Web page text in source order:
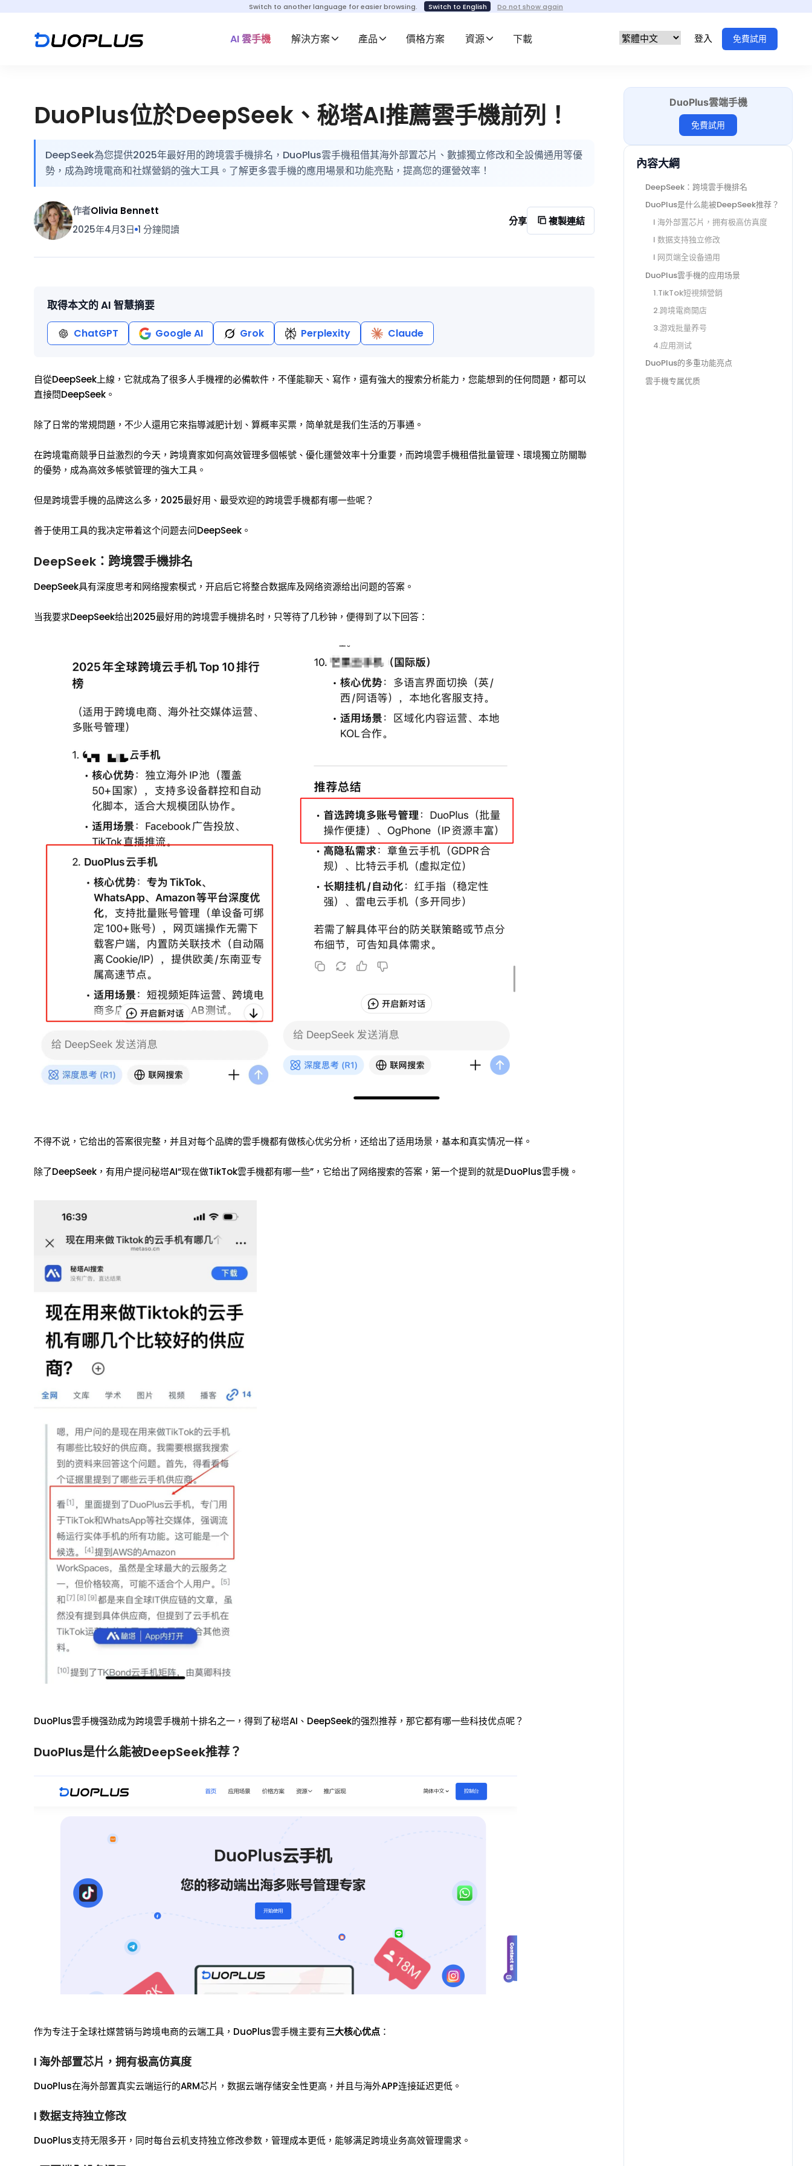
Switch to another language for easier browsing. Switch to English Do not show again
AI 雲手機 解決方案 產品 價格方案 資源 下載 登入 免費試用
DuoPlus位於DeepSeek、秘塔AI推薦雲手機前列！
DeepSeek為您提供2025年最好用的跨境雲手機排名，DuoPlus雲手機租借其海外部置芯片、數據獨立修改和全設備通用等優
勢，成為跨境電商和社媒營銷的強大工具。了解更多雲手機的應用場景和功能亮點，提高您的運營效率！
作者Olivia Bennett
2025年4月3日 1 分鐘閱讀
分享 複製連結
取得本文的 AI 智慧摘要
ChatGPT Google AI Grok Perplexity Claude
自從DeepSeek上線，它就成為了很多人手機裡的必備軟件，不僅能聊天、寫作，還有強大的搜索分析能力，您能想到的任何問題，都可以
直接問DeepSeek。
除了日常的常規問題，不少人還用它來指導減肥计划、算概率买票，简单就是我们生活的万事通。
在跨境電商競爭日益激烈的今天，跨境賣家如何高效管理多個帳號、優化運營效率十分重要，而跨境雲手機租借批量管理、環境獨立防關聯
的優勢，成為高效多帳號管理的強大工具。
但是跨境雲手機的品牌这么多，2025最好用、最受欢迎的跨境雲手機都有哪一些呢？
善于使用工具的我决定带着这个问题去问DeepSeek。
DeepSeek：跨境雲手機排名
DeepSeek具有深度思考和网络搜索模式，开启后它将整合数据库及网络资源给出问题的答案。
当我要求DeepSeek给出2025最好用的跨境雲手機排名时，只等待了几秒钟，便得到了以下回答：
不得不说，它给出的答案很完整，并且对每个品牌的雲手機都有做核心优劣分析，还给出了适用场景，基本和真实情况一样。
除了DeepSeek，有用户提问秘塔AI“现在做TikTok雲手機都有哪一些”，它给出了网络搜索的答案，第一个提到的就是DuoPlus雲手機。
DuoPlus雲手機强劲成为跨境雲手機前十排名之一，得到了秘塔AI、DeepSeek的强烈推荐，那它都有哪一些科技优点呢？
DuoPlus是什么能被DeepSeek推荐？
作为专注于全球社媒营销与跨境电商的云端工具，DuoPlus雲手機主要有三大核心优点 ：
l 海外部置芯片，拥有极高仿真度
DuoPlus在海外部置真实云端运行的ARM芯片，数据云端存储安全性更高，并且与海外APP连接延迟更低。
l 数据支持独立修改
DuoPlus支持无限多开，同时每台云机支持独立修改参数，管理成本更低，能够满足跨境业务高效管理需求。
DuoPlus雲端手機
免費試用
內容大綱
DeepSeek：跨境雲手機排名
DuoPlus是什么能被DeepSeek推荐？
l 海外部置芯片，拥有极高仿真度
l 数据支持独立修改
l 网页端全设备通用
DuoPlus雲手機的应用场景
1.TikTok短視頻營銷
2.跨境電商開店
3.游戏批量养号
4.应用测试
DuoPlus的多重功能亮点
雲手機专属优质